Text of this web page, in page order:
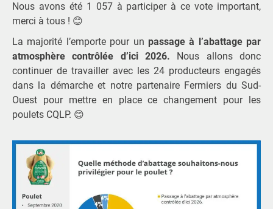
Nous avons été 1 057 à participer à ce vote important,
merci à tous ! 😊
La majorité l’emporte pour un passage à l’abattage par
atmosphère contrôlée d’ici 2026. Nous allons donc
continuer de travailler avec les 24 producteurs engagés
dans la démarche et notre partenaire Fermiers du Sud-
Ouest pour mettre en place ce changement pour les
poulets CQLP. 😊